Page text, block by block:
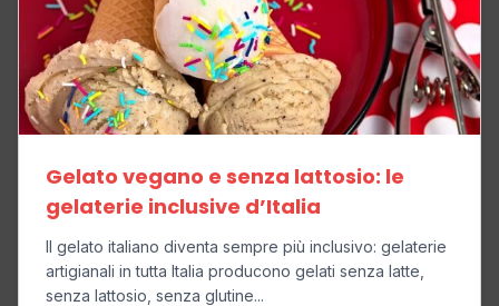
Gelato vegano e senza lattosio: le
gelaterie inclusive d’Italia
Il gelato italiano diventa sempre più inclusivo: gelaterie
artigianali in tutta Italia producono gelati senza latte,
senza lattosio, senza glutine...